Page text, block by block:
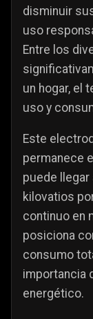
disminuir
uso
Entre los
un hogar, el
uso y
Este
permanece
puede
kilovatios
continuo en
posiciona
consumo
importancia
energético.